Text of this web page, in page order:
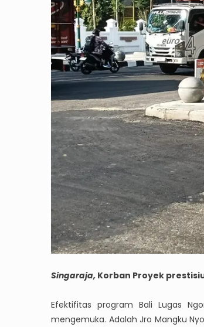
Singaraja, Korban Proyek
Efektifitas program Bali Lugas
mengemuka. Adalah Jro Mangku